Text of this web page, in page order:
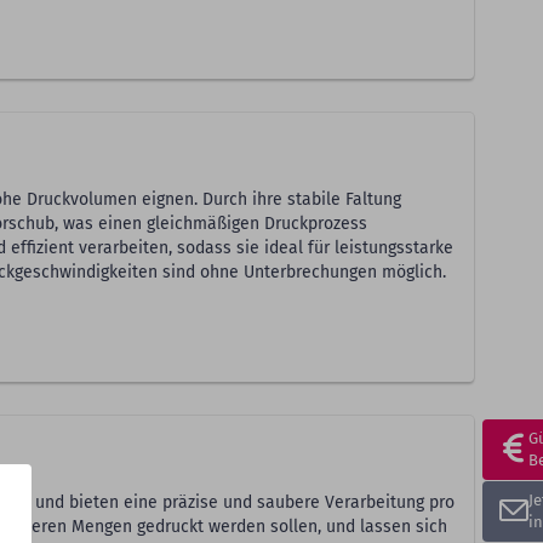
Druckvolumen eignen. Durch ihre stabile Faltung
was einen gleichmäßigen Druckprozess
effizient verarbeiten, sodass sie ideal für leistungsstarke
sind ohne Unterbrechungen möglich.
und bieten eine präzise und saubere Verarbeitung pro
Mengen gedruckt werden sollen, und lassen sich